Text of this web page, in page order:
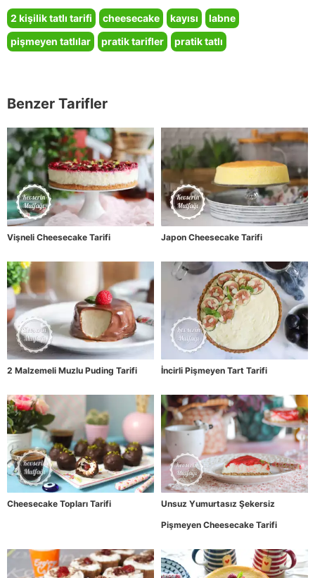
2 kişilik tatlı tarifi cheesecake kayısı
labne
pişmeyen tatlılar
pratik tarifler pratik tatlı
Benzer Tarifler
Vişneli Cheesecake Tarifi Japon Cheesecake Tarifi
2 Malzemeli Muzlu Puding Tarifi İncirli Pişmeyen Tart Tarifi
Cheesecake Topları Tarifi
Unsuz Yumurtasız Şekersiz
Pişmeyen Cheesecake Tarifi